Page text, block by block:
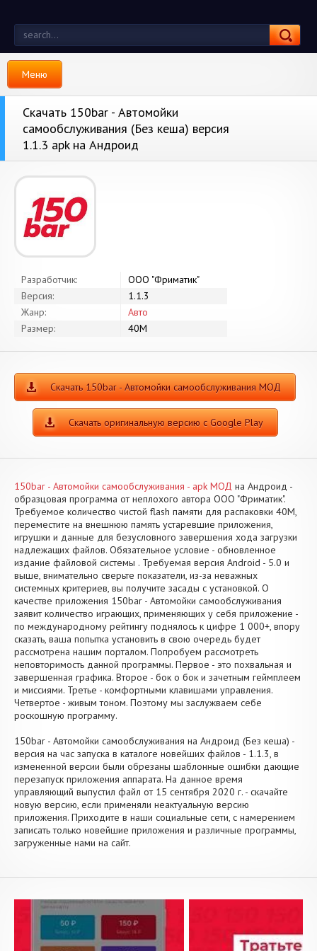
Меню
Скачать 150bar - Автомойки
самообслуживания (Без кеша) версия
1.1.3 apk на Андроид
Разработчик:
ООО "Фриматик"
Версия:
1.1.3
Жанр:
Авто
Размер:
40M
Скачать 150bar - Автомойки самообслуживания МОД
Скачать оригинальную версию с Google Play
150bar - Автомойки самообслуживания - apk МОД на Андроид -
образцовая программа от неплохого автора ООО "Фриматик".
Требуемое количество чистой flash памяти для распаковки 40M,
переместите на внешнюю память устаревшие приложения,
игрушки и данные для безусловного завершения хода загрузки
надлежащих файлов. Обязательное условие - обновленное
издание файловой системы . Требуемая версия Android - 5.0 и
выше, внимательно сверьте показатели, из-за неважных
системных критериев, вы получите засады с установкой. О
качестве приложения 150bar - Автомойки самообслуживания
заявит количество играющих, применяющих у себя приложение -
по международному рейтингу поднялось к цифре 1 000+, впору
сказать, ваша попытка установить в свою очередь будет
рассмотрена нашим порталом. Попробуем рассмотреть
неповторимость данной программы. Первое - это похвальная и
завершенная графика. Второе - бок о бок и зачетным геймплеем
и миссиями. Третье - комфортными клавишами управления.
Четвертое - живым тоном. Поэтому мы заслужваем себе
роскошную программу.
150bar - Автомойки самообслуживания на Андроид (Без кеша) -
версия на час запуска в каталоге новейших файлов - 1.1.3, в
измененной версии были обрезаны шаблонные ошибки дающие
перезапуск приложения аппарата. На данное время
управляющий выпустил файл от 15 сентября 2020 г. - скачайте
новую версию, если применяли неактуальную версию
приложения. Приходите в наши социальные сети, с намерением
записать только новейшие приложения и различные программы,
загруженные нами на сайт.